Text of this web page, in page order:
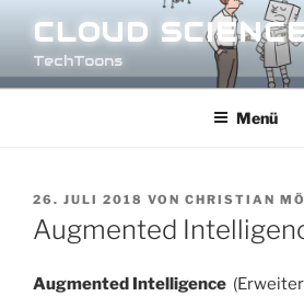
Inhalt
springen
CLOUD
TechToons
Menü
VERÖFFENTLICHT
AM
26. JULI 2018 VON CHRISTIAN
Augmented
Augmented Intelligence